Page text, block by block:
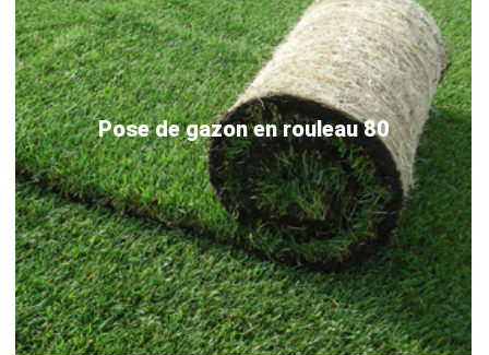
Pose de gazon en rouleau 80